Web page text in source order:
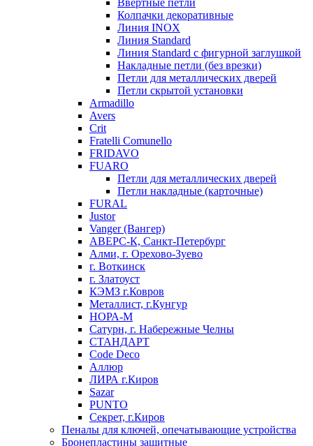
Ввертные петли
Колпачки декоративные
Линия INOX
Линия Standard
Линия Standard с фигурной заглушкой
Накладные петли (без врезки)
Петли для металлических дверей
Петли скрытой установки
Armadillo
Avers
Crit
Fratelli Comunello
FRIDAVO
FUARO
Петли для металлических дверей
Петли накладные (карточные)
FURAL
Justor
Vanger (Вангер)
АВЕРС-К, Санкт-Петербург
Алми, г. Орехово-Зуево
г. Воткинск
г. Златоуст
КЭМЗ г.Ковров
Металлист, г.Кунгур
НОРА-М
Сатурн, г. Набережные Челны
СТАНДАРТ
Code Deco
Аллюр
ЛИРА г.Киров
Sazar
PUNTO
Секрет, г.Киров
Пеналы для ключей, опечатывающие устройства
Бронепластины защитные